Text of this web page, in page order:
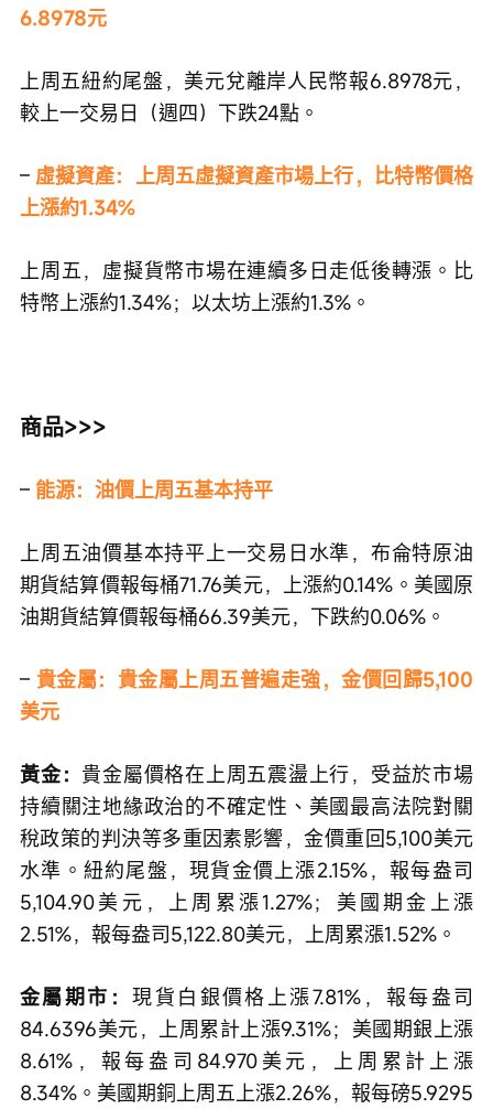
6.8978元
上周五紐約尾盤，美元兌離岸人民幣報6.8978元，
較上一交易日（週四）下跌24點。
– 虛擬資產：上周五虛擬資產市場上行，比特幣價格
上漲約1.34%
上周五，虛擬貨幣市場在連續多日走低後轉漲。比
特幣上漲約1.34%；以太坊上漲約1.3%。
商品>>>
– 能源：油價上周五基本持平
上周五油價基本持平上一交易日水準，布侖特原油
期貨結算價報每桶71.76美元，上漲約0.14%。美國原
油期貨結算價報每桶66.39美元，下跌約0.06%。
– 貴金屬：貴金屬上周五普遍走強，金價回歸5,100
美元
黃金： 貴金屬價格在上周五震盪上行，受益於市場
持續關注地緣政治的不確定性、美國最高法院對關
稅政策的判決等多重因素影響，金價重回5,100美元
水準。紐約尾盤，現貨金價上漲2.15%，報每盎司
5,104.90美元，上周累漲1.27%；美國期金上漲
2.51%，報每盎司5,122.80美元，上周累漲1.52%。
金屬期市：現貨白銀價格上漲7.81%，報每盎司
84.6396美元，上周累計上漲9.31%；美國期銀上漲
8.61%，報每盎司84.970美元，上周累計上漲
8.34%。美國期銅上周五上漲2.26%，報每磅5.9295